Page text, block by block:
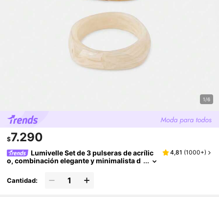
1/6
$7.290
Lumivelle Set de 3 pulseras de acrílic
o, combinación elegante y minimalista d
as o apiladas, adecuadas para uso diario y va
caciones
4,81 (1000+)
Cantidad: